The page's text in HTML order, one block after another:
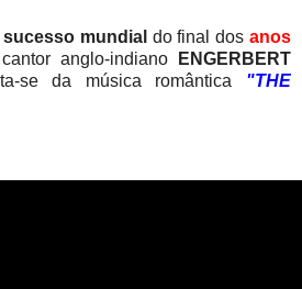
sucesso mundial do final dosanos
anglo-indiano
ENGERBERT
se da música romântica "THE